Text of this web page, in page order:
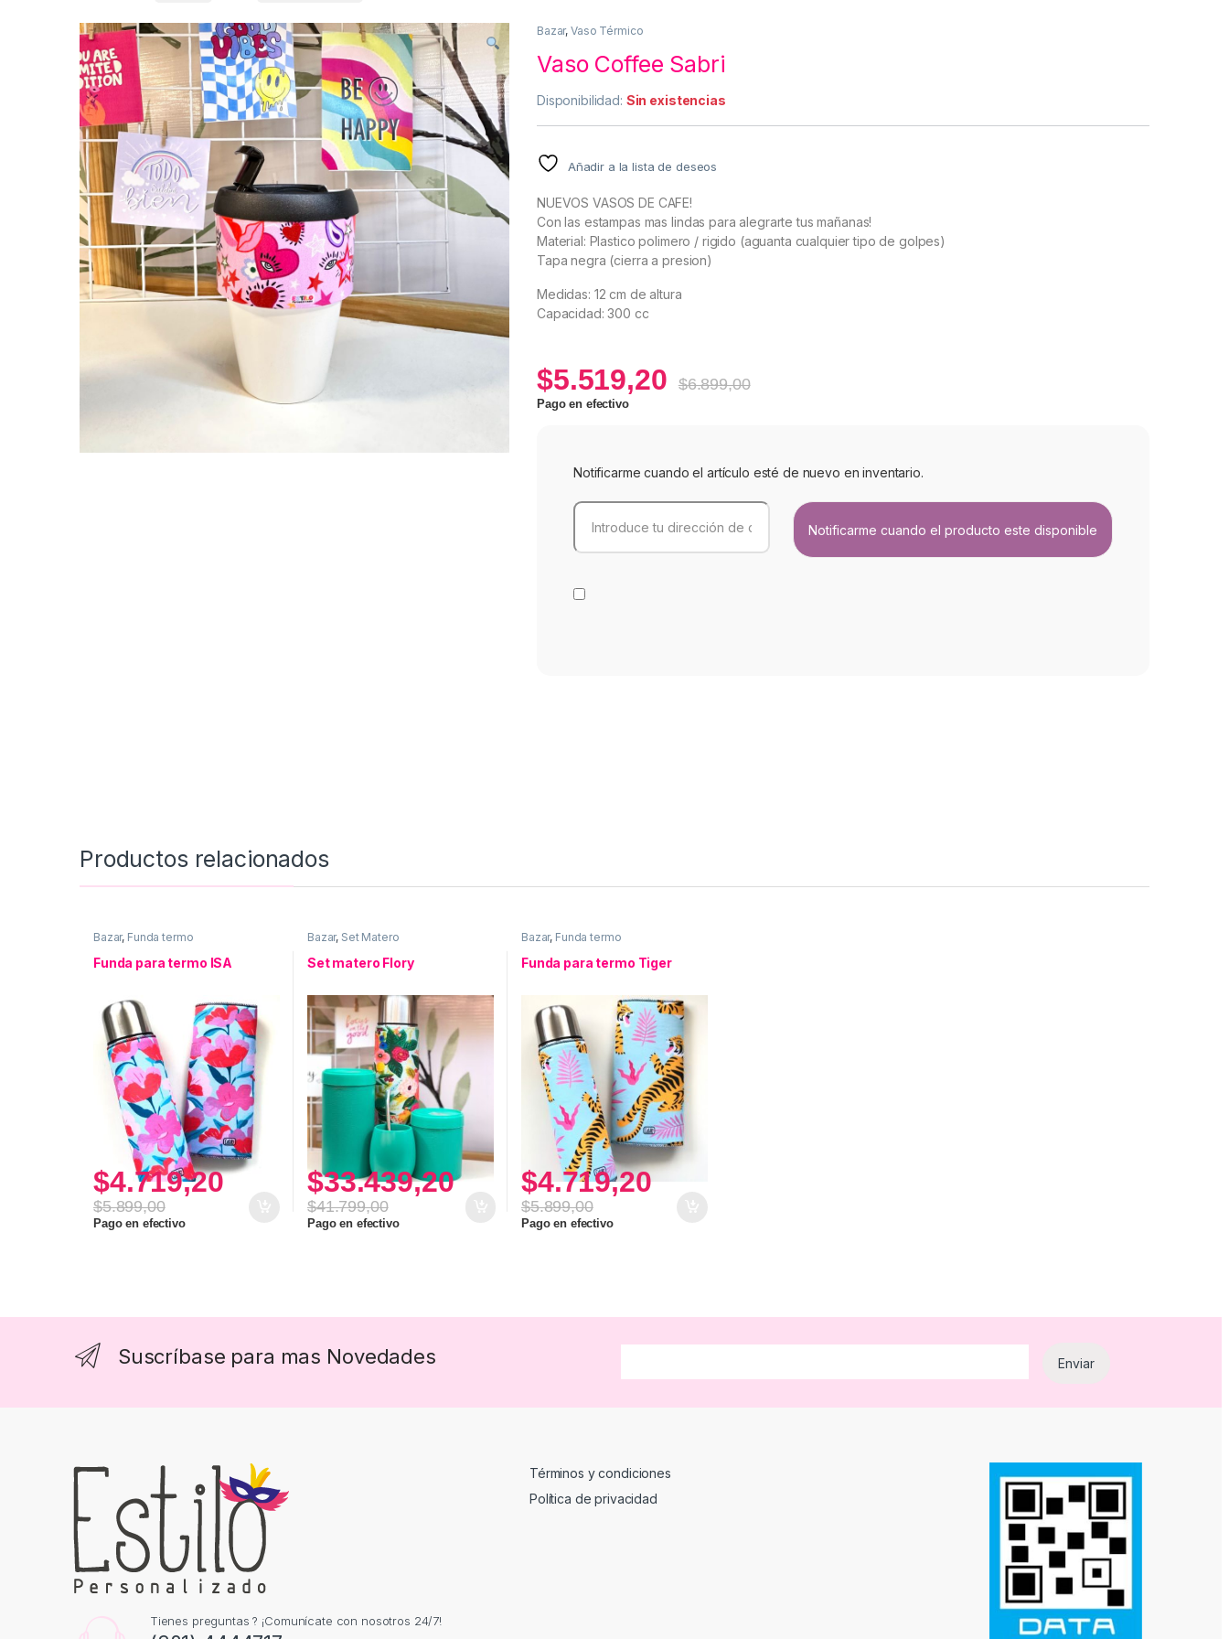
Bazar,Vaso Térmico
Vaso Coffee Sabri
Disponibilidad: Sin existencias
Añadir a la lista de deseos
NUEVOS VASOS DE CAFE!
Con las estampas mas lindas para alegrarte tus mañanas!
Material: Plastico polimero / rigido (aguanta cualquier tipo de golpes)
Tapa negra (cierra a presion)
Medidas: 12 cm de altura
Capacidad: 300 cc
$5.519,20 $6.899,00
Pago en efectivo
Notificarme cuando el artículo esté de nuevo en inventario.
Productos relacionados
Bazar, Funda termo
Funda para termo ISA
$4.719,20
$5.899,00
Pago en efectivo
Bazar, Set Matero
Set matero Flory
$33.439,20
$41.799,00
Pago en efectivo
Bazar, Funda termo
Funda para termo Tiger
$4.719,20
$5.899,00
Pago en efectivo
Suscríbase para mas Novedades
Tienes preguntas ? ¡Comunícate con nosotros 24/7!
Términos y condiciones
Política de privacidad